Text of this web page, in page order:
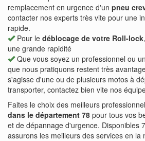
remplacement en urgence d'un pneu
contacter nos experts très vite pour une
rapide.
Pour le déblocage de votre Roll-lock
une grande rapidité
Que vous soyez un professionnel ou
que nous pratiquons restent très
s'agisse d'une ou de plusieurs motos à
transporter, contactez bien vite nos
Faites le choix des meilleurs
dans le département 78 pour tous vos
et de dépannage d'urgence. Disponibles
assurons les meilleurs des services en la